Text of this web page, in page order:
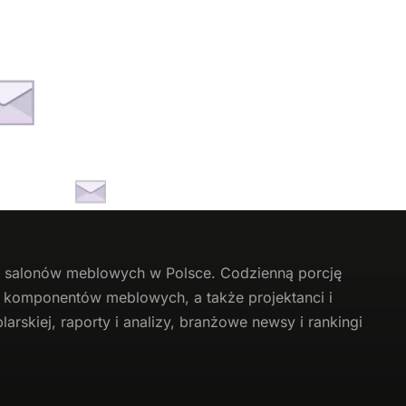
meblowych w Polsce. Codzienną porcję
meblowych, a także projektanci i
raporty i analizy, branżowe newsy i rankingi